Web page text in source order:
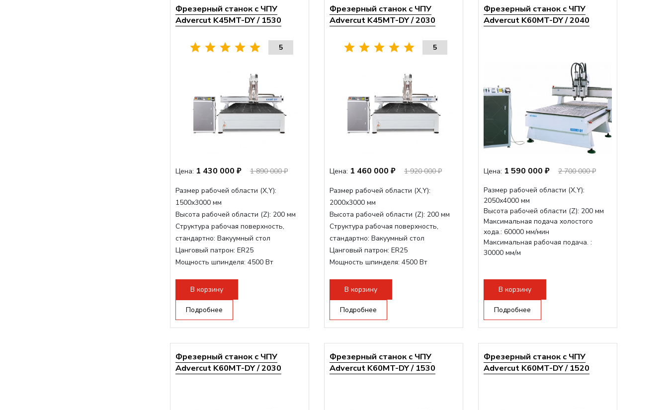
Фрезерный станок с ЧПУ
Advercut K45MT-DY / 1530
5
Цена: 1 430 000 ₽ 1 890 000 ₽
Размер рабочей области (Х,Y):
1500x3000 мм
Высота рабочей области (Z): 200 мм
Структура рабочая поверхность,
стандартно: Вакуумный стол
Цанговый патрон: ER25
Мощность шпинделя: 4500 Вт
Мощность инвертора:
В корзину
Подробнее
Фрезерный станок с ЧПУ
Advercut K45MT-DY / 2030
5
Цена: 1 460 000 ₽ 1 920 000 ₽
Размер рабочей области (Х,Y):
2000x3000 мм
Высота рабочей области (Z): 200 мм
Структура рабочая поверхность,
стандартно: Вакуумный стол
Цанговый патрон: ER25
Мощность шпинделя: 4500 Вт
Мощность инвертора:
В корзину
Подробнее
Фрезерный станок с ЧПУ
Advercut K60MT-DY / 2040
Цена: 1 590 000 ₽
2 700 000 ₽
Размер рабочей области (Х,Y):
2050x4000 мм
Высота рабочей области (Z): 200 мм
Максимальная подача холостого
хода.: 60000 мм/мин
Максимальная рабочая подача. :
30000 мм/м
В корзину
Подробнее
Фрезерный станок с ЧПУ
Advercut K60MT-DY / 2030
Фрезерный станок с ЧПУ
Advercut K60MT-DY / 1530
Фрезерный станок с ЧПУ
Advercut K60MT-DY / 1520